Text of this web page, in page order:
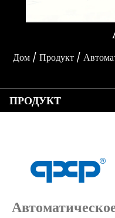
Дом/ Продукт/
ПРОДУКТ